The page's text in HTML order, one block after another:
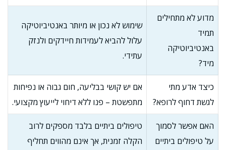
מדוע לא מתחילים
תמיד
באנטיביוטיקה
מיד?
שימוש לא נכון או מיותר באנטיביוטיקה
עלול להביא לעמידות חיידקים ולנזק
עתידי.
כיצד אדע מתי
לגשת דחוף לרופא?
אם יש קושי בבליעה, חום גבוה או נפיחות
מתפשטת – פנו ללא דיחוי לייעוץ מקצועי.
האם אפשר לסמוך
על טיפולים ביתיים
טיפולים ביתיים בלבד מספקים לרוב
הקלה זמנית, אך אינם מהווים תחליף